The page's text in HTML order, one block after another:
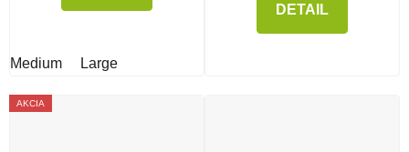
Medium Large
DETAIL
AKCIA